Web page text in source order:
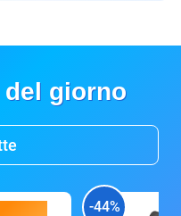
giorno
-44%